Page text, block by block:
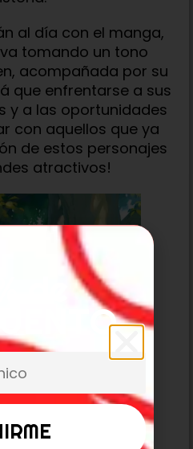
al día con el manga,
tomando un tono
acompañada por su
que enfrentarse a sus
y a las oportunidades
con aquellos que ya
de estos personajes
atractivos!